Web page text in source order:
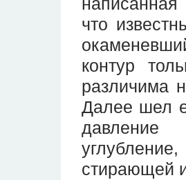
что
контур
различима
Далее шел
стирающей